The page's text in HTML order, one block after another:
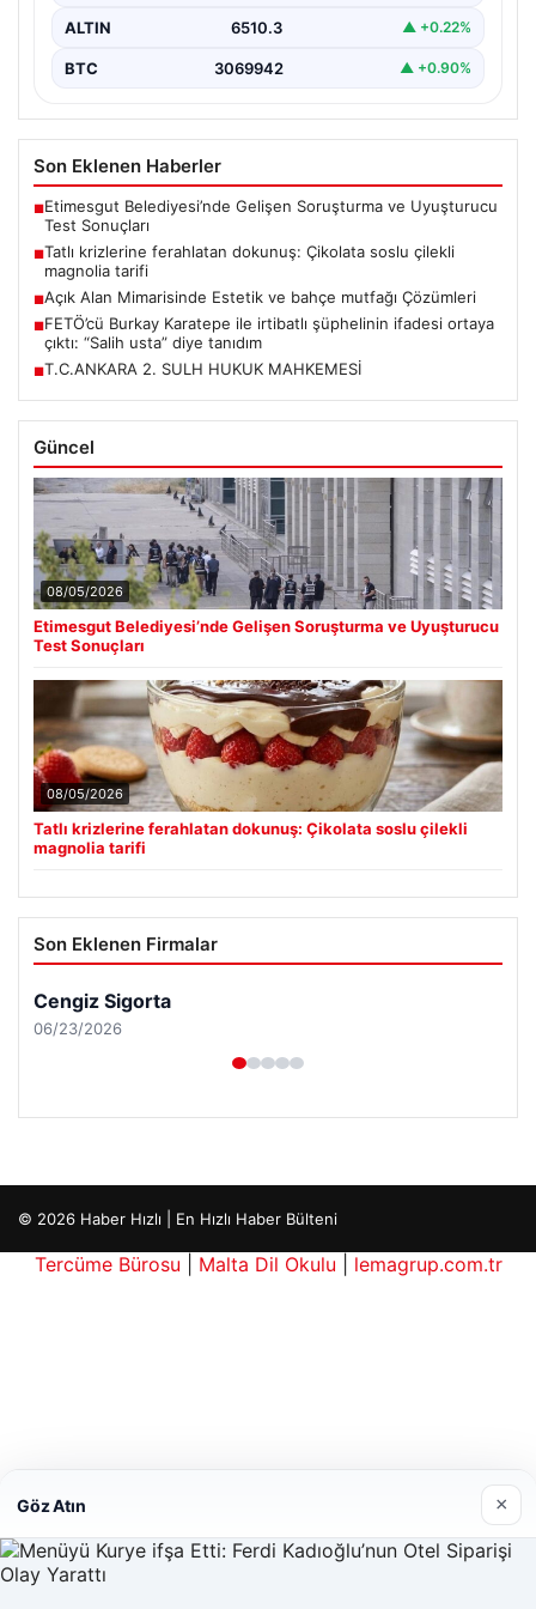
ALTIN 6510.3 ▲ +0.22%
BTC 3069942 ▲ +0.90%
Son Eklenen Haberler
■Etimesgut Belediyesi’nde Gelişen Soruşturma ve Uyuşturucu
Test Sonuçları
■Tatlı krizlerine ferahlatan dokunuş: Çikolata soslu çilekli
magnolia tarifi
■Açık Alan Mimarisinde Estetik ve bahçe mutfağı Çözümleri
■FETÖ’cü Burkay Karatepe ile irtibatlı şüphelinin ifadesi ortaya
çıktı: “Salih usta” diye tanıdım
■T.C.ANKARA 2. SULH HUKUK MAHKEMESİ
Güncel
08/05/2026
Etimesgut Belediyesi’nde Gelişen Soruşturma ve Uyuşturucu
Test Sonuçları
08/05/2026
Tatlı krizlerine ferahlatan dokunuş: Çikolata soslu çilekli
magnolia tarifi
Son Eklenen Firmalar
05/26/2026
Göz Atın ×